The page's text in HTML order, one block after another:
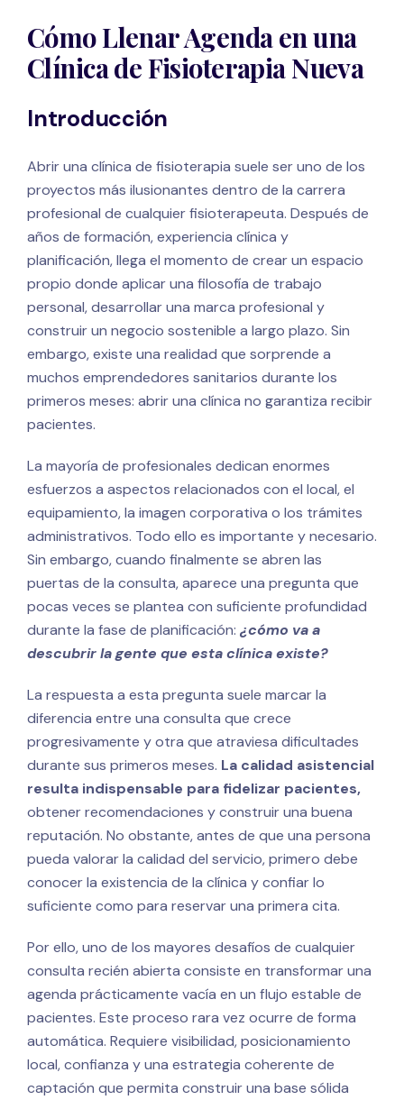
Cómo Llenar Agenda en una
Clínica de Fisioterapia Nueva
Introducción
Abrir una clínica de fisioterapia suele ser uno de los
proyectos más ilusionantes dentro de la carrera
profesional de cualquier fisioterapeuta. Después de
años de formación, experiencia clínica y
planificación, llega el momento de crear un espacio
propio donde aplicar una filosofía de trabajo
personal, desarrollar una marca profesional y
construir un negocio sostenible a largo plazo. Sin
embargo, existe una realidad que sorprende a
muchos emprendedores sanitarios durante los
primeros meses: abrir una clínica no garantiza recibir
pacientes.
La mayoría de profesionales dedican enormes
esfuerzos a aspectos relacionados con el local, el
equipamiento, la imagen corporativa o los trámites
administrativos. Todo ello es importante y necesario.
Sin embargo, cuando finalmente se abren las
puertas de la consulta, aparece una pregunta que
pocas veces se plantea con suficiente profundidad
durante la fase de planificación: ¿cómo va a
descubrir la gente que esta clínica existe?
La respuesta a esta pregunta suele marcar la
diferencia entre una consulta que crece
progresivamente y otra que atraviesa dificultades
durante sus primeros meses. La calidad asistencial
resulta indispensable para fidelizar pacientes,
obtener recomendaciones y construir una buena
reputación. No obstante, antes de que una persona
pueda valorar la calidad del servicio, primero debe
conocer la existencia de la clínica y confiar lo
suficiente como para reservar una primera cita.
Por ello, uno de los mayores desafíos de cualquier
consulta recién abierta consiste en transformar una
agenda prácticamente vacía en un flujo estable de
pacientes. Este proceso rara vez ocurre de forma
automática. Requiere visibilidad, posicionamiento
local, confianza y una estrategia coherente de
captación que permita construir una base sólida